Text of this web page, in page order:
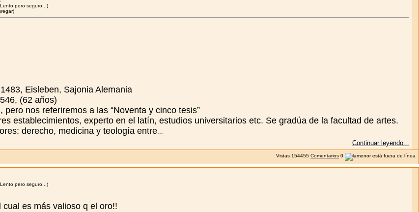
pero seguro...)
Eisleben, Sajonia Alemania
(62 años)
nos referiremos a las “Noventa y cinco tesis”
establecimientos, experto en el latín, estudios universitarios etc. Se gradúa de la facultad de artes.
derecho, medicina y teología entre
Continuar leyendo...
Vistas 154455 Comentarios 0
pero seguro...)
es más valioso q el oro!!